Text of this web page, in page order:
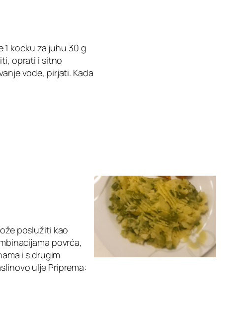
1 kocku za juhu 30 g
oprati i sitno
vode, pirjati. Kada
poslužiti kao
povrća,
i s drugim
ulje Priprema: